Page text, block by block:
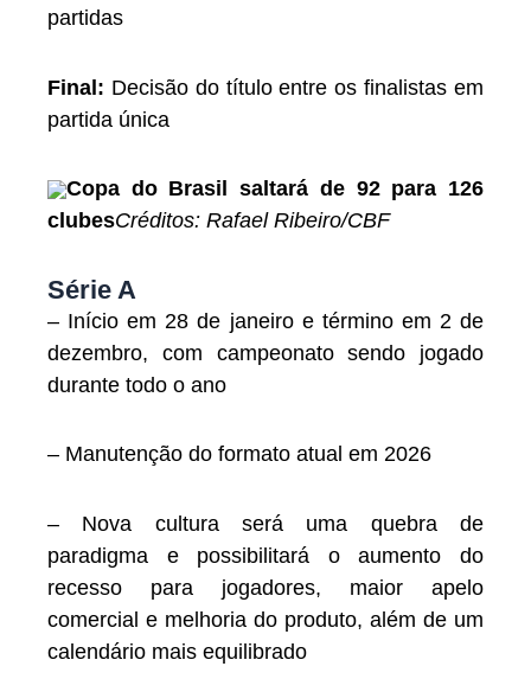
partidas
Final: Decisão do título entre os finalistas em
partida única
Copa do Brasil saltará de 92 para 126
clubesCréditos: Rafael Ribeiro/CBF
Série A
– Início em 28 de janeiro e término em 2 de
dezembro, com campeonato sendo jogado
durante todo o ano
– Manutenção do formato atual em 2026
– Nova cultura será uma quebra de
paradigma e possibilitará o aumento do
recesso para jogadores, maior apelo
comercial e melhoria do produto, além de um
calendário mais equilibrado